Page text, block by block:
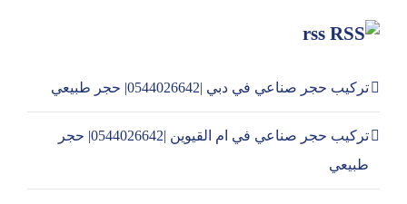
rss
تركيب حجر صناعي في دبي |0544026642| حجر طبيعي
تركيب حجر صناعي في ام القيوين |0544026642| حجر
طبيعي